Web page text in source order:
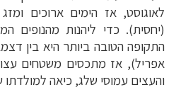
לאוגוסט, אז הימים ארוכים
(יחסית). כדי ליהנות מהנופים
התקופה הטובה ביותר היא בין
אפריל), אז מתכסים משטחים
והעצים עמוסי שלג, כיאה